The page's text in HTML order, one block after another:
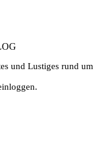
und Lustiges rund um